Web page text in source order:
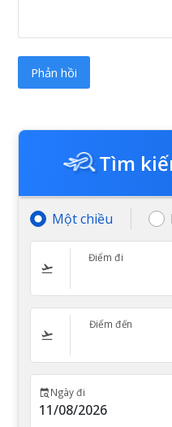
Tìm
Một chiều
Điểm đi
Điểm đến
Ngày đi